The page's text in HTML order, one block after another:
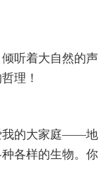
听着大自然的声
理！
我的大家庭——地
各样的生物。你